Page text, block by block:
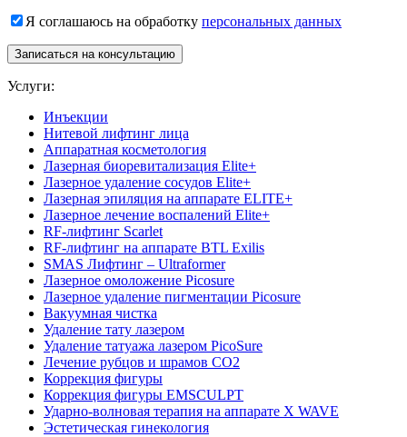
Я соглашаюсь на обработку персональных данных
Записаться на консультацию
Услуги:
Инъекции
Нитевой лифтинг лица
Аппаратная косметология
Лазерная биоревитализация Elite+
Лазерное удаление сосудов Elite+
Лазерная эпиляция на аппарате ELITE+
Лазерное лечение воспалений Elite+
RF-лифтинг Scarlet
RF-лифтинг на аппарате BTL Exilis
SMAS Лифтинг – Ultraformer
Лазерное омоложение Picosure
Лазерное удаление пигментации Picosure
Вакуумная чистка
Удаление тату лазером
Удаление татуажа лазером PicoSure
Лечение рубцов и шрамов CO2
Коррекция фигуры
Коррекция фигуры EMSCULPT
Ударно-волновая терапия на аппарате X WAVE
Эстетическая гинекология